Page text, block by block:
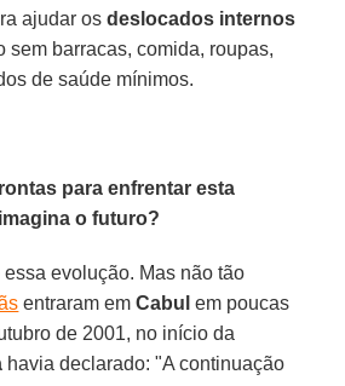
ajudar osdeslocados internos
sem barracas, comida, roupas,
de saúde mínimos.
para enfrentar esta
o futuro?
evolução. Mas não tão
entraram emCabul em poucas
de 2001, no início da
havia declarado: "A continuação